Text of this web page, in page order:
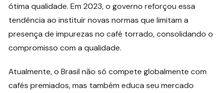
ótima qualidade. Em 2023, o governo reforçou essa
tendência ao instituir novas normas que limitam a
presença de impurezas no café torrado, consolidando o
compromisso com a qualidade.
Atualmente, o Brasil não só compete globalmente com
cafés premiados, mas também educa seu mercado